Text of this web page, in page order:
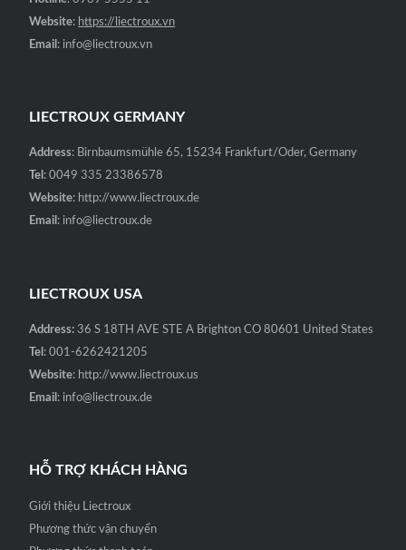
Website: https://liectroux.vn
Email : info@liectroux.vn
LIECTROUX GERMANY
Address: Birnbaumsmühle 65, 15234 Frankfurt/Oder, Germany
Tel : 0049 335 23386578
Website: http://www.liectroux.de
Email : info@liectroux.de
LIECTROUX USA
Address: 36 S 18TH AVE STE A Brighton CO 80601 United States
Tel : 001-6262421205
Website: http://www.liectroux.us
Email : info@liectroux.de
HỖ TRỢ KHÁCH HÀNG
Giới thiệu Liectroux
Phương thức vận chuyển